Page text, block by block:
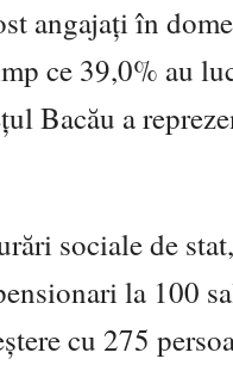
angajați în
ce 39,0% au
Bacău a
sociale de
la 100
cu 275